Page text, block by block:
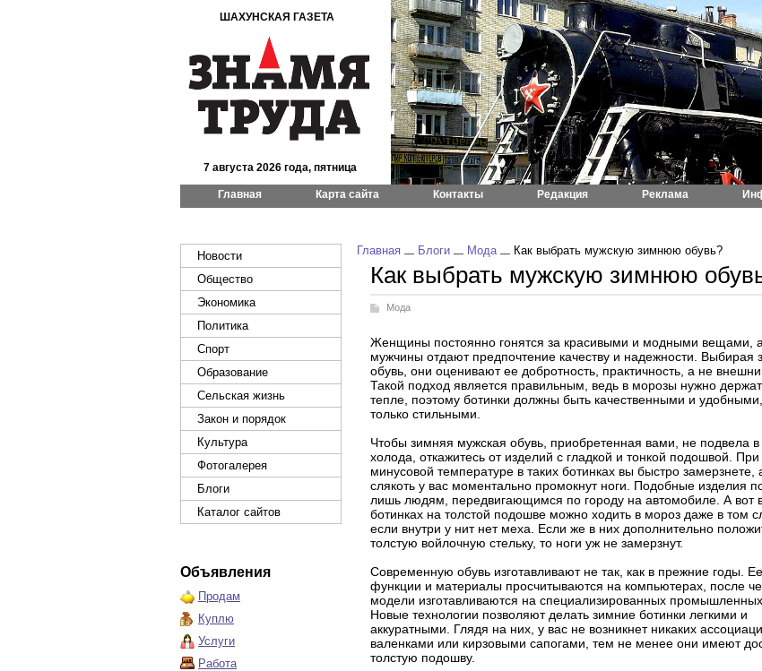
ШАХУНСКАЯ ГАЗЕТА
7 августа 2026 года, пятница
Главная Карта сайта Контакты Редакция Реклама
Новости
Общество
Экономика
Политика
Спорт
Образование
Сельская жизнь
Закон и порядок
Культура
Фотогалерея
Блоги
Каталог сайтов
Объявления
Продам
Куплю
Услуги
Работа
Главная Блоги Мода Как выбрать мужскую зимнюю обувь?
Как выбрать мужскую зимнюю
Мода
Женщины постоянно гонятся за красивыми и модными вещами, а
мужчины отдают предпочтение качеству и надежности. Выбирая
обувь, они оценивают ее добротность, практичность, а не
Такой подход является правильным, ведь в морозы нужно
тепле, поэтому ботинки должны быть качественными и
только стильными.
Чтобы зимняя мужская обувь, приобретенная вами, не подвела
холода, откажитесь от изделий с гладкой и тонкой подошвой. При
минусовой температуре в таких ботинках вы быстро замерзнете,
слякоть у вас моментально промокнут ноги. Подобные изделия
лишь людям, передвигающимся по городу на автомобиле. А вот
ботинках на толстой подошве можно ходить в мороз даже в том
если внутри у нит нет меха. Если же в них дополнительно
толстую войлочную стельку, то ноги уж не замерзнут.
Современную обувь изготавливают не так, как в прежние годы.
функции и материалы просчитываются на компьютерах, после
модели изготавливаются на специализированных
Новые технологии позволяют делать зимние ботинки легкими и
аккуратными. Глядя на них, у вас не возникнет никаких
валенками или кирзовыми сапогами, тем не менее они имеют
толстую подошву.